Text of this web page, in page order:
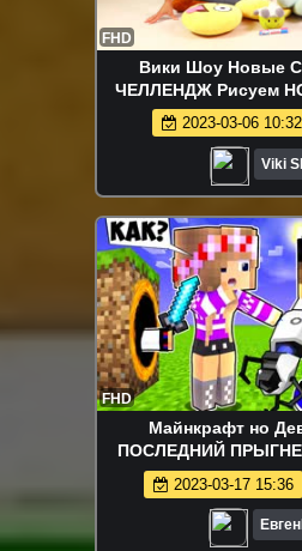
FHD
Вики Шоу Новые
ЧЕЛЛЕНДЖ Рисуем
Спинеры и не
Мамы /
2023-03-06 10:32
Viki
FHD
Майнкрафт но
ПОСЛЕДНИЙ
Майнкрафт НУБ И
ТРОЛЛИНГ
2023-03-17 15:36